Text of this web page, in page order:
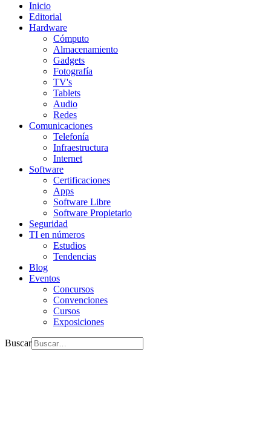
Inicio
Editorial
Hardware
Cómputo
Almacenamiento
Gadgets
Fotografía
TV's
Tablets
Audio
Redes
Comunicaciones
Telefonía
Infraestructura
Internet
Software
Certificaciones
Apps
Software Libre
Software Propietario
Seguridad
TI en números
Estudios
Tendencias
Blog
Eventos
Concursos
Convenciones
Cursos
Exposiciones
Buscar